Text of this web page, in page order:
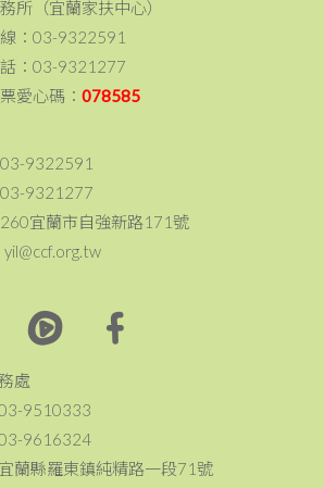
所（宜蘭家扶中心）
：03-9322591
：03-9321277
愛心碼：078585
9322591
9321277
宜蘭市自強新路171號
yil@ccf.org.tw
處
9510333
9616324
蘭縣羅東鎮純精路一段71號